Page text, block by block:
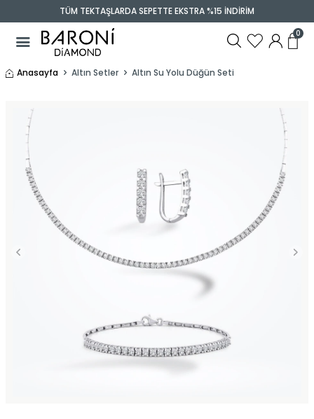
TÜM TEKTAŞLARDA SEPETTE EKSTRA %15 İNDİRİM
0
Anasayfa Altın Setler Altın Su Yolu Düğün Seti